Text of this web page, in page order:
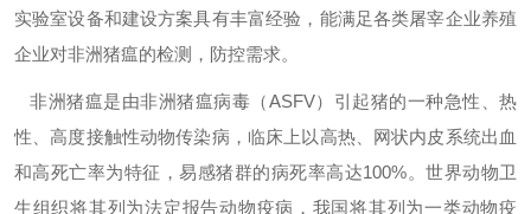
实验室设备和建设方案具有丰富经验，能满足各类屠宰企业养殖
企业对非洲猪瘟的检测，防控需求。
非洲猪瘟是由非洲猪瘟病毒（ASFV）引起猪的一种急性、热
性、高度接触性动物传染病，临床上以高热、网状内皮系统出血
和高死亡率为特征，易感猪群的病死率高达100%。世界动物卫
生组织将其列为法定报告动物疫病，我国将其列为一类动物疫